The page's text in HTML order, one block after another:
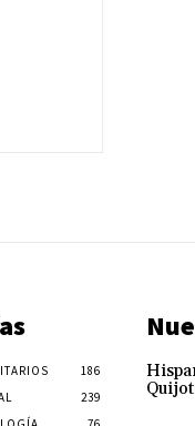
186
239